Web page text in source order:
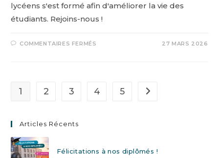
lycéens s'est formé afin d'améliorer la vie des
étudiants. Rejoins-nous !
COMMENTAIRES FERMÉS 27 MARS 2026
1 2 3 4 5
Articles Récents
Félicitations à nos diplômés !